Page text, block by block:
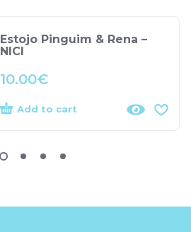
Estojo Pinguim & Rena –
NICI
10.00€
Add to cart